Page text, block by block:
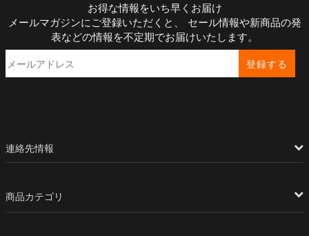
お得な情報をいち早くお届け
メールマガジンにご登録いただくと、 セール情報や新商品の発
表などの情報を不定期でお届けいたします。
登録する
連絡先情報
商品カテゴリ